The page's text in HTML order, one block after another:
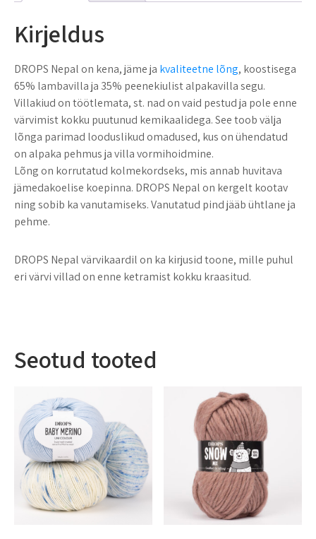
Kirjeldus
DROPS Nepal on kena, jäme ja kvaliteetne lõng, koostisega
65% lambavilla ja 35% peenekiulist alpakavilla segu.
Villakiud on töötlemata, st. nad on vaid pestud ja pole enne
värvimist kokku puutunud kemikaalidega. See toob välja
lõnga parimad looduslikud omadused, kus on ühendatud
on alpaka pehmus ja villa vormihoidmine.
Lõng on korrutatud kolmekordseks, mis annab huvitava
jämedakoelise koepinna. DROPS Nepal on kergelt kootav
ning sobib ka vanutamiseks. Vanutatud pind jääb ühtlane ja
pehme.
DROPS Nepal värvikaardil on ka kirjusid toone, mille puhul
eri värvi villad on enne ketramist kokku kraasitud.
Seotud tooted